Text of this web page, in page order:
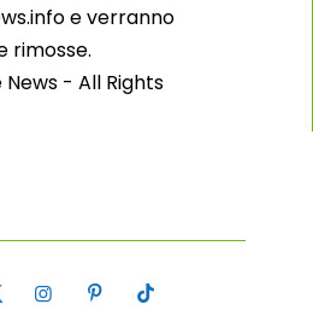
e verranno
rimosse.
- All Rights